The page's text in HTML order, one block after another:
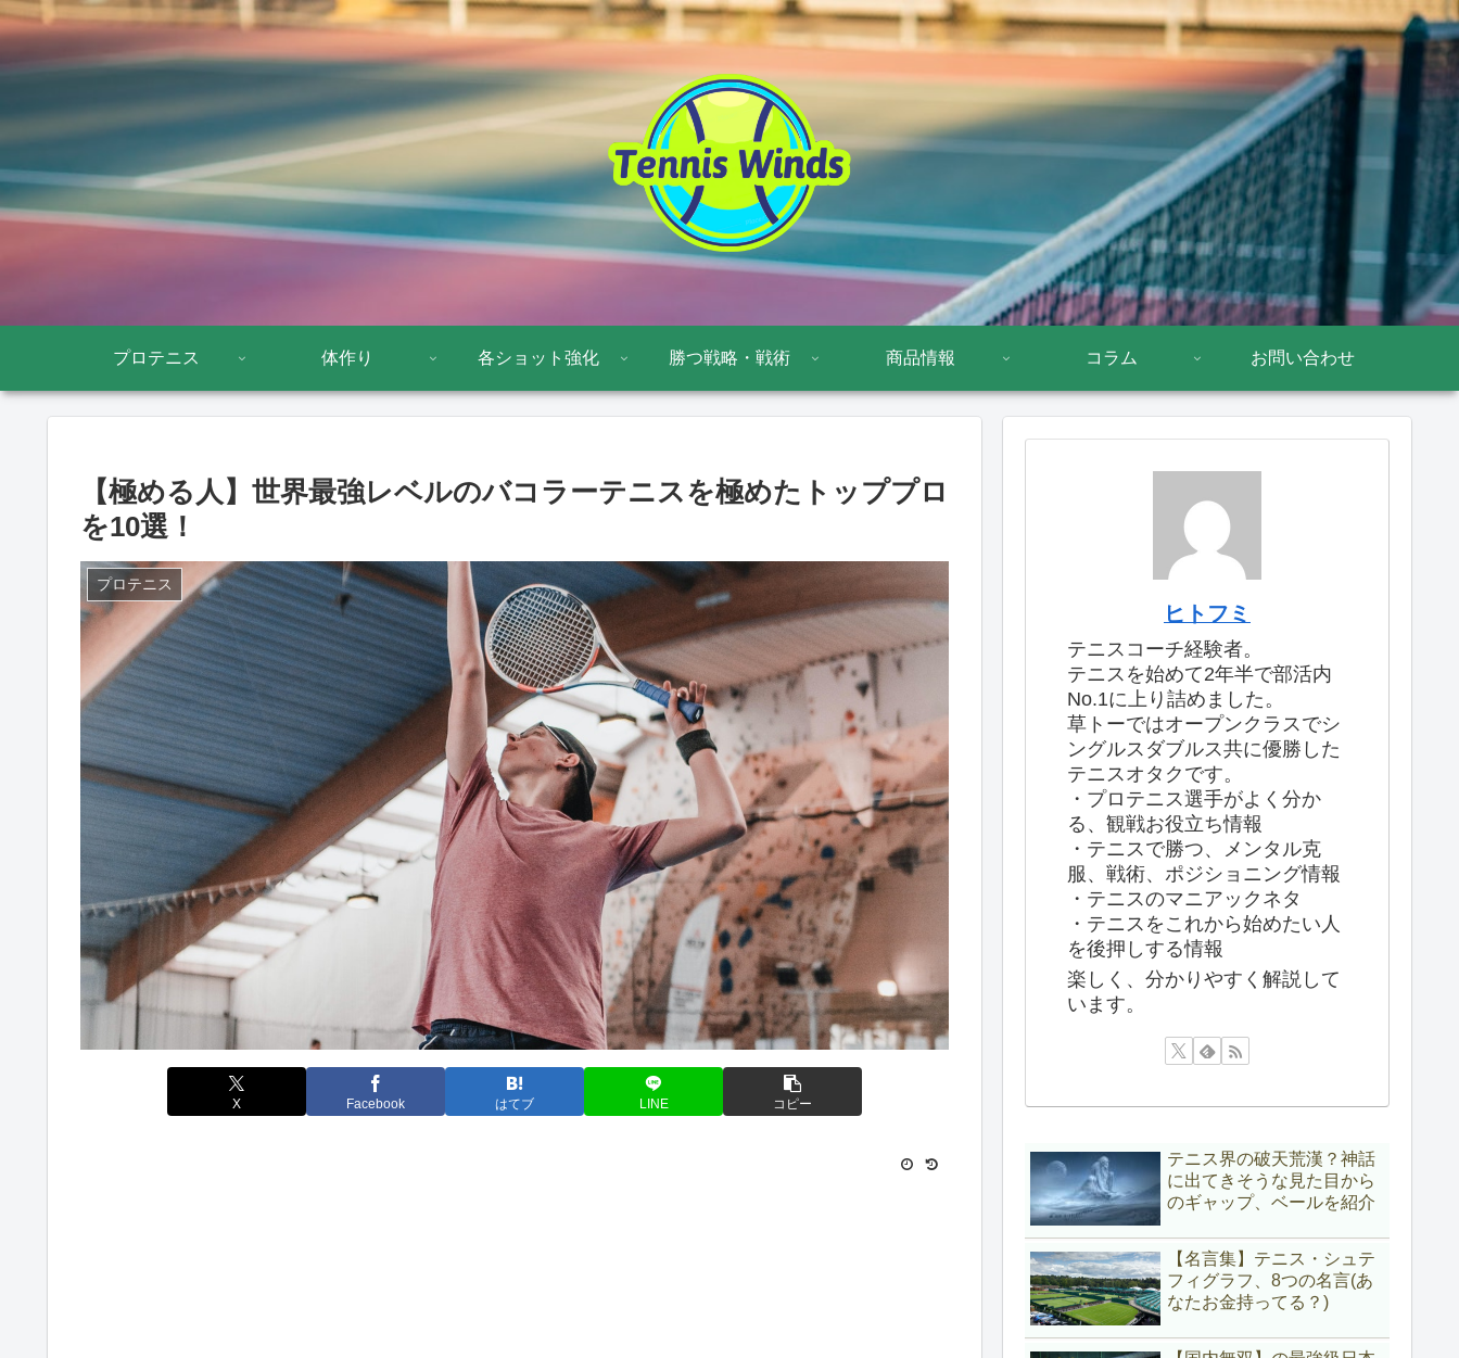
プロテニス 体作り 各ショット強化 勝つ戦略・戦術 商品情報 コラム お問い合わせ
【極める人】世界最強レベルのバコラーテニスを極めたトッププロ
を10選！
プロテニス
X Facebook はてブ LINE コピー
ヒトフミ
テニスコーチ経験者。
テニスを始めて2年半で部活内
No.1に上り詰めました。
草トーではオープンクラスでシ
ングルスダブルス共に優勝した
テニスオタクです。
・プロテニス選手がよく分か
る、観戦お役立ち情報
・テニスで勝つ、メンタル克
服、戦術、ポジショニング情報
・テニスのマニアックネタ
・テニスをこれから始めたい人
を後押しする情報
楽しく、分かりやすく解説して
います。
テニス界の破天荒漢？神話
に出てきそうな見た目から
のギャップ、ベールを紹介
【名言集】テニス・シュテ
フィグラフ、8つの名言(あ
なたお金持ってる？)